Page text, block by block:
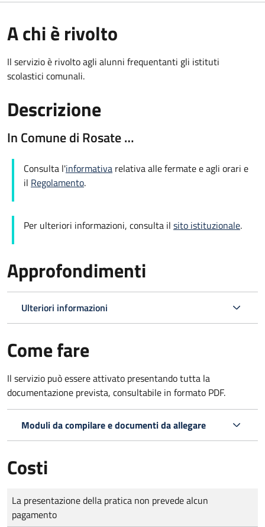
A chi è rivolto
Il servizio è rivolto agli alunni frequentanti gli istituti
scolastici comunali.
Descrizione
In Comune di Rosate …
Consulta l'informativa relativa alle fermate e agli orari e
il Regolamento.
Per ulteriori informazioni, consulta il sito istituzionale.
Approfondimenti
Ulteriori informazioni
Come fare
Il servizio può essere attivato presentando tutta la
documentazione prevista, consultabile in formato PDF.
Moduli da compilare e documenti da allegare
Costi
Tipo di pagamento
Importo
La presentazione della pratica non prevede alcun
pagamento